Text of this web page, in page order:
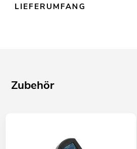
LIEFERUMFANG
Zubehör